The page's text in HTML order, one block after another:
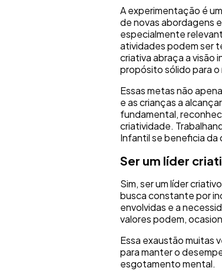
A experimentação é
de novas abordagens
especialmente
atividades podem ser
criativa abraça a visão
propósito sólido para o
Essas metas não
e as crianças a
fundamental,
criatividade.
Infantil se beneficia da
Ser um líder
Sim, ser um líder
busca constante por
envolvidas e a
valores podem,
Essa exaustão muitas
para manter o
esgotamento mental.